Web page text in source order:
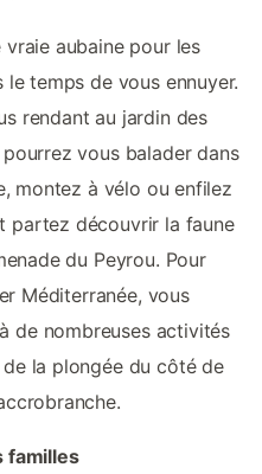
vraie aubaine pour les
le temps de vous ennuyer.
rendant au jardin des
vous balader dans
montez à vélo ou enfilez
partez découvrir la faune
du Peyrou. Pour
Méditerranée, vous
de nombreuses activités
la plongée du côté de
familles